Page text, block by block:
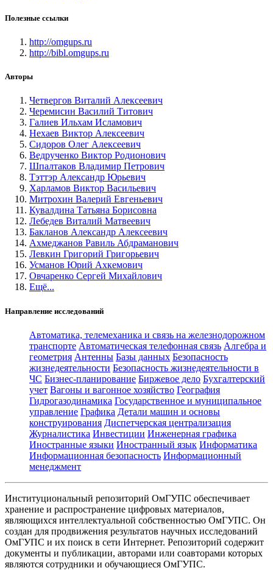
Полезные ссылки
http://omgups.ru
http://bibl.omgups.ru
Авторы
Четвергов Виталий Алексеевич
Черемисин Василий Титович
Галиев Ильхам Исламович
Нехаев Виктор Алексеевич
Сидоров Олег Алексеевич
Ведрученко Виктор Родионович
Шпалтаков Владимир Петрович
Тэттэр Александр Юрьевич
Харламов Виктор Васильевич
Митрохин Валерий Евгеньевич
Кувалдина Татьяна Борисовна
Лебедев Виталий Матвеевич
Бакланов Александр Алексеевич
Ахмеджанов Равиль Абдраманович
Левкин Григорий Григорьевич
Усманов Юрий Ахкемович
Овчаренко Сергей Михайлович
Ещё...
Направление исследований
Автоматика, телемеханика и связь на железнодорожном
транспорте Автоматическая телефонная связь Алгебра и
геометрия Антенны Базы данных Безопасность
жизнедеятельности Безопасность жизнедеятельности в
ЧС Бизнес-планирование Биржевое дело Бухгалтерский
учет Вагоны и вагонное хозяйство География
Гидрогазодинамика Государственное и муниципальное
управление Графика Детали машин и основы
конструирования Диспетчерская централизация
Журналистика Инвестиции Инженерная графика
Иностранные языки Иностранный язык Информатика
Информационная безопасность Информационный
менеджмент
Институциональный репозиторий ОмГУПС обеспечивает
хранение и распространение цифровых материалов,
являющихся интеллектуальной собственностью ОмГУПС. Он
создан для продвижения результатов научных исследований
ОмГУПС и их поиск в сети Интернет. Репозиторий содержит
документы и публикации, авторами или соавторами которых
являются сотрудники и обучающиеся ОмГУПС.